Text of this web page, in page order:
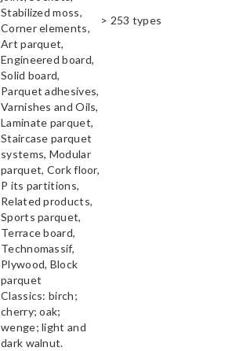
Stabilized moss,
Corner elements,
Art parquet,
Engineered board,
Solid board,
Parquet adhesives,
Varnishes and Oils,
Laminate parquet,
Staircase parquet
systems, Modular
parquet, Cork floor,
P its partitions,
Related products,
Sports parquet,
Terrace board,
Technomassif,
Plywood, Block
parquet
> 253 types
Classics: birch;
cherry; oak;
wenge; light and
dark walnut.